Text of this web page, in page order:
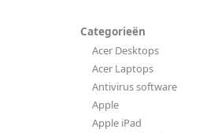
Categorieën
Acer Desktops
Acer Laptops
Antivirus software
Apple
Apple iPad